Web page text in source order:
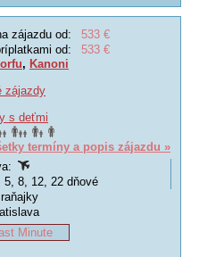
zájazdu od:
533 €
od:
533 €
, Kanoni
zájazdy
s deťmi
termíny a popis zájazdu »
8, 12, 22 dňové
Minute